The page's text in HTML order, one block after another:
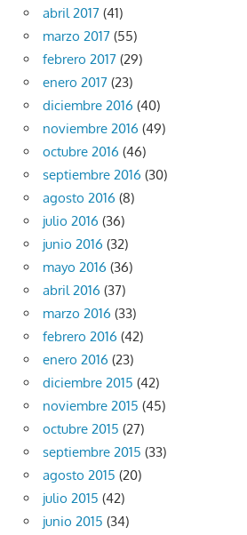
abril 2017 (41)
marzo 2017 (55)
febrero 2017 (29)
enero 2017 (23)
diciembre 2016 (40)
noviembre 2016 (49)
octubre 2016 (46)
septiembre 2016 (30)
agosto 2016 (8)
julio 2016 (36)
junio 2016 (32)
mayo 2016 (36)
abril 2016 (37)
marzo 2016 (33)
febrero 2016 (42)
enero 2016 (23)
diciembre 2015 (42)
noviembre 2015 (45)
octubre 2015 (27)
septiembre 2015 (33)
agosto 2015 (20)
julio 2015 (42)
junio 2015 (34)